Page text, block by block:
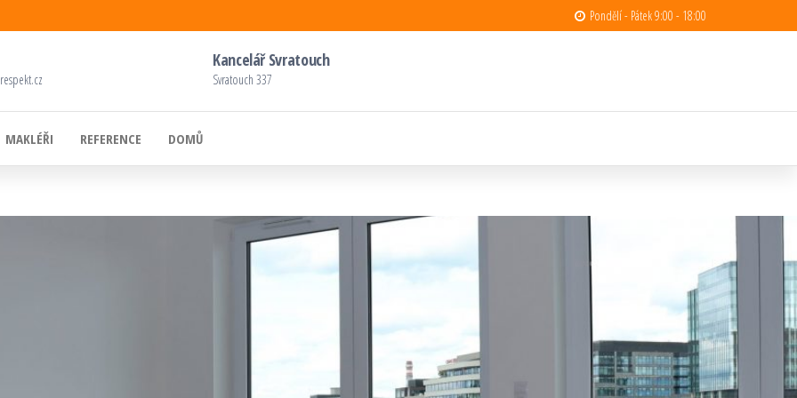
Pondělí - Pátek 9:00 - 18:00
Kancelář Svratouch
Svratouch 337
MAKLÉŘI REFERENCE DOMŮ